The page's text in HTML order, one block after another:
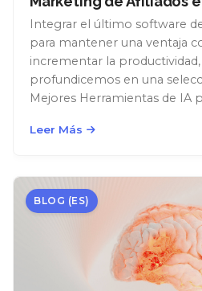
Integrar el último software
para mantener una ventaja
incrementar la productividad,
profundicemos en una
Mejores Herramientas de IA
Leer Más
BLOG (ES)